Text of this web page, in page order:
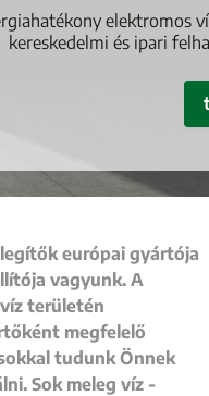
elektromos
kereskedelmi és ipari
európai gyártója
vagyunk. A
területén
megfelelő
tudunk Önnek
Sok meleg víz -